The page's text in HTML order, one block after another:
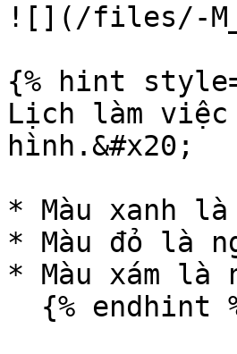
![](/files/-
{% hint
Lịch làm
hình.&#x20;
* Màu xanh
* Màu đỏ là
* Màu xám là